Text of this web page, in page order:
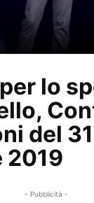
lo
del 31
2019
- Pubblicità -